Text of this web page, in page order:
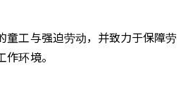
童工与强迫劳动，并致力于保障劳
环境。